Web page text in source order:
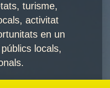
turisme,
activitat
en un
locals,